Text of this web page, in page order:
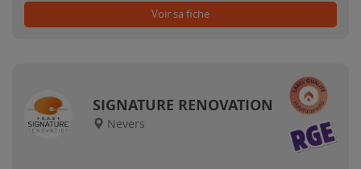
Voir sa fiche
SIGNATURE RENOVATION
Nevers